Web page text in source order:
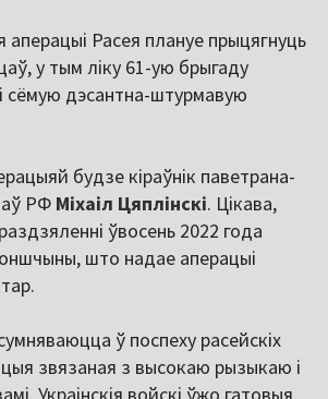
Расея плануе прыцягнуць
у тым ліку 61-ую брыгаду
сёмую дэсантна-штурмавую
будзе кіраўнік паветрана-
РФ Міхаіл Цяплінскі. Цікава,
ўвосень 2022 года
што надае аперацыі
ў поспеху расейскіх
звязаная з высокаю рызыкаю і